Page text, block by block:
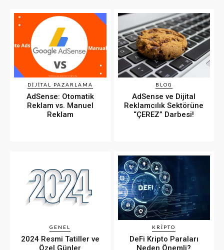
DIJITAL PAZARLAMA
AdSense: Otomatik
Reklam vs. Manuel
Reklam
BLOG
AdSense ve Dijital
Reklamcılık Sektörüne
“ÇEREZ” Darbesi!
GENEL
2024 Resmi Tatiller ve
Özel Günler
KRIPTO
DeFi Kripto Paraları
Neden Önemli?